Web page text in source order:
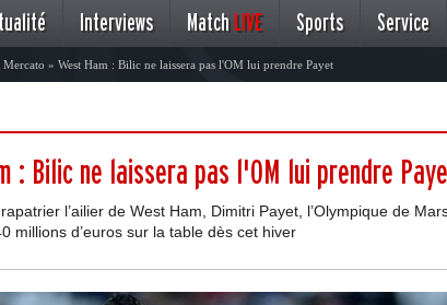
Interviews Match LIVE Sports Service
Mercato » West Ham : Bilic ne laissera pas l'OM lui prendre Payet
: Bilic ne laissera pas l'OM lui prendre
l’ailier de West Ham, Dimitri Payet, l’Olympique de
millions d’euros sur la table dès cet hiver